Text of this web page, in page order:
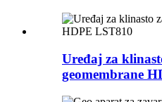
Uređaj za
geomembrane